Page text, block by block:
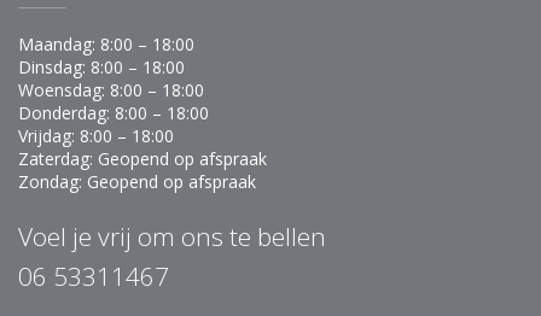
Maandag: 8:00 – 18:00
Dinsdag: 8:00 – 18:00
Woensdag: 8:00 – 18:00
Donderdag: 8:00 – 18:00
Vrijdag: 8:00 – 18:00
Zaterdag: Geopend op afspraak
Zondag: Geopend op afspraak
Voel je vrij om ons te bellen
06 53311467